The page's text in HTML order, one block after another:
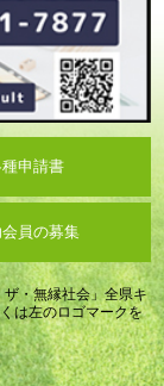
申請書
員の募集
・無縁社会」全県キ
は左のロゴマークを